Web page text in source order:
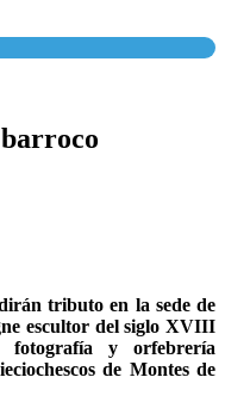
tributo en la sede de
escultor del siglo XVIII
fotografía y orfebrería
de Montes de